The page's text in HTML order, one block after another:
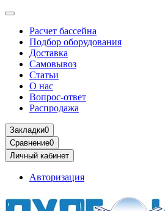
Расчет бассейна
Подбор оборудования
Доставка
Самовывоз
Статьи
О нас
Вопрос-ответ
Распродажа
Закладки0
Сравнение0
Личный кабинет
Авторизация